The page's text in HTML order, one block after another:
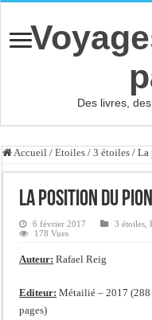
Des livres,
Accueil / Etoiles / 3 étoiles / La
La position du pion
6 février 2017 3 étoiles ,
178 Vues
Auteur: Rafael Reig
Editeur: Métailié – 2017 (288
pages)